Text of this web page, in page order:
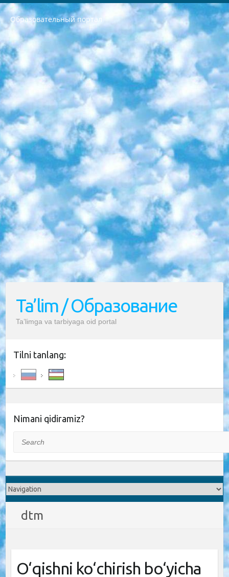
Образовательный портал
РЕСПУБЛИКА УЗБЕКИСТАН МИНИСТРЕРСТВО ДОШКОЛЬНОГО И ШКОЛЬНОГО ОБРАЗОВАНИЯ КОМАНДА в общеобразовательных учреждениях в 2023-2024 учебном году организация и проведение итоговой государственной аттестации обучающихся о Министра дошкольного и школьного образования Республики Узбекистан от 4 марта 2008 года (постановлением Минюста от 20 марта 2008 года № 1778 государственной регистрации) «Итоговое состояние учащихся общего среднего образования на основании положения об утверждении положения об аттестации общего среднего образования выпускной экзамен студентов в образовательных учреждениях в 2023-2024 учебном году В целях организации и прохождения аттестации приказываю: 1. Следующее: перечень предметов, по которым будет проводиться итоговая государственная аттестация и экзамен формы перевода согласно приложению 1; сертификаты международного образца, оценивающие уровень владения иностранными языками перечень согласно приложению 2; 2. Педагогический при специализированных образовательных учреждениях. научно-практический центр квалификации и международной оценки (Д.Давидова) 2024 г. До 25 марта: задания по предметам, по которым будет проводиться итоговая аттестация разработка и утверждение технических условий; итоговая аттестация на основании разработанного предметного задания разработка вопросов по предметам (устно и письменно), экзамен передача; общеобразовательные средние школы и специальные учебные заведения учащиеся выпускных классов школ и интернатов в агентской системе подготовка базы данных экзаменационных материалов и критериев оценки; перевод базы экзаменационных материалов на все языки обучения подать в Республиканский образовательный центр для изготовления; варианты экзаменов на основе разработанных контрольных материалов пусть будут поставлены задачи формирования. 3. Республиканский образовательный центр (Ш.Худайкулов) до 5 апреля 2024 года. до: база данных предоставленных экзаменационных материалов на все языки обучения перевод и экспертиза; для слепых, слабовидящих, глухих, слабослышащих и умственно отсталых детей учащиеся выпускных классов специализированных школ и школ-интернатов база данных экзаменационных материалов на всех преподаваемых языках подготовка критериев оценки; специализированные школы для умственно отсталых детей и технологии для учащихся выпускных классов школ-интернатов разработка соответствующих рекомендаций и критериев проведения ЕГЭ по естествознанию давать задания. 4. Педагогический при специализированных образовательных учреждениях. Научно-практический центр навыков и международной оценки (Д.Давидова), Республика образовательный центр (Худайкулов Ш.) итоговый государственный аттестационный экзамен ориентирован на творческое и логическое мышление при подготовке базы материалов учитывать введение заданий. 5. Следует отметить, что: сертификат государственного образца о знании общеобразовательного предмета и как минимум национальный уровень B1 по предметам на иностранных языках, указанным в Приложении 2. или международно признанный сертификат эквивалентного уровня студенты, изучающие определенный предмет, освобождаются от экзамена; по соответствующим предметам запланирована итоговая государственная аттестация за день до дня, путем жеребьевки Рабочей группой (в письменной форме по предметам, проводимым в форме) из числа сформированных вариантов выбрано 2 варианта; 2 выбранных варианта экзамена анонсированы на официальном сайте министерства и все выпускники по всей стране на основе этих вариантов проводит итоговую государственную аттестацию. 6. Государственное образование учащихся средних общеобразовательных учреждений. знания в соответствии с квалификационными требованиями, которые необходимо приобрести на основании стандартов итоговый (выпускной) контроль для 9 и 11 классов в целях тестирования Экзамены (далее – экзамены) состоят из предметов, перечисленных в приложении 1. будет сделано. 7. Экзамены пройдут с 26 мая по 15 июня 2024 г. (кроме науки физического воспитания). 8. Физическая для учащихся 9 классов общесредних образовательных учреждений. Экзамены по предмету «Образование, квалификация медицина» 1-6 мая 2024 года. сотрудники перевести под присмотр (с отклонениями в физическом или умственном развитии) специализированная школа для детей, школы-интернаты и со сколиозом школы-интернаты санаторного типа для больных детей исключены). 9. Он был слепым, слабовидящим и имел нарушения опорно-двигательного аппарата. экзамены в специализированных школах и интернатах для детей должны проводиться исходя из требований, предъявляемых к общеобразовательным учреждениям (физкультура кроме науки). 10. Специализированная школа для глухих и слабослышащих детей. и экзамены в интернатах и быть реализован в виде письменного теста по математике. 11. Специальность для умственно отсталых детей. Для 9 класса Родной язык и литературное письмо Государственный язык (язык обучения – узбекский). для неклассов) написано Математическое письмо Письменная/устная история Узбекистана Физическое воспитание практично Итоговый контроль Для 11 класса Написание родного языка и литературы (эссе) Математическое письмо Узбекский язык (обучение на узбекском языке) не посещающее общее среднее образование для учреждений)/Образовательное учреждение выбор письменный и устный Иностранный язык письменный/устный Письменная/устная история Узбекистана *По выбору студента:  Химия  Физика  Основы государственного права  География 10 бесплатных образовательных ресурсов - Мы составили подборку онлайн-проектов с интерактивными упражнениями, видеолекциями и статьями. Они помогут вам обрести новые и освежить старые знания бесплатно. 1. «ИНТУИТ» Старейшая образовательная площадка Рунета. Здесь вы найдёте сотни текстовых и видеокурсов на десятки различных тем — от программирования до психологии. Многие курсы подготовлены российскими университетами и крупными международными компаниями вроде Intel и Microsoft. Самостоятельное обучение бесплатное, но желающие могут оплатить услуги персональных наставников. 2. «Смартия» знакомит с актуальными профессиями и подсказывает, как им обучаться. Выбрав заинтересовавшую вас специальность — SMM-специалист, фотограф, веб-дизайнер или другую, — увидите список необходимых для неё умений. Чтобы вы могли освоить их самостоятельно, для каждого умения площадка отображает подборку ссылок на учебные материалы. Хотя «Смартия» ориентируется на русскоязычную аудиторию, часть контента всё же доступна только на английском. 3. «Лекторий Физтеха» Проект Московского физико-технического института (Физтеха). С его помощью вы можете смотреть онлайн серии лекций, записанные на видео в этом вузе. В числе доступных предметов — физика, биология, химия, информационные технологии и другие. К некоторым лекциям администрация ресурса прилагает готовые конспекты, которые можно скачивать в PDF-формате. 4. ITMOcourses Онлайн-площадка Санкт-Петербургского национального исследовательского университета информационных технологий, механики и оптики (ИТМО). Ресурс предоставляет свободный доступ к курсам, разработанным в этом вузе. Каталог материалов разбит на четыре категории: «Оптические системы и технологии», «Приборостроение и робототехника», «Информационные технологии» и «Биотехнологии». Курсы состоят из видеолекций, интерактивных демонстраций и заданий. 5. «КиберЛенинка» Электронная научная библиотека открытого доступа. Каталог площадки регулярно обрастает текстами статей из различных научных изданий. Сгруппированные по журналам и рубрикам публикации можно читать онлайн или скачивать целиком в PDF-формате. Проект нацелен на популяризацию науки за счёт открытого доступа к качественной информации. 6. «ПостНаука» На этом ресурсе публикуют подборки видеолекций, составленные экспертами из разных отраслей и объединённые общими темами. Среди них, к примеру, есть серии «Биоинформатика и геномика», «Культура средневековой Скандинавии» и Cinema Studies о теории кино. Каждая подборка лекций — логически связанная история, рассказанная экспертом от первого лица. Кроме того, на сайте появляются научно-образовательные статьи и тесты на разные темы. 7. «Newочём» Команда проекта «Newочём» отбирает самые интересные тексты из англоязычных СМИ и переводит те из них, за которые голосуют участники сообщества «ВКонтакте». По большей части это научно-популярные статьи. Редакторы придумывают лишь заголовки, в остальном содержание переводов соответствует оригиналам. Полные тексты можно читать прямо в социальной сети. 8. InternetUrok Онлайн-база материалов по основным дисциплинам школьной программы. Информация на сайте структурирована по классам, предметам и темам (урокам). Каждый урок состоит из видеолекций и конспектов. Есть также интерактивные тренажёры и тесты для закрепления пройденного материала. Даже если вы давно окончили школу, возможность повторить программу старших классов всегда может пригодиться. 9. Edutainme Ещё один ресурс об образовании. В отличие от Newtonew, как мне кажется, Edutainme больше ориентируется на представителей индустрии: педагогов, предпринимателей, разработчиков образовательных проектов. Но и любой, кто просто стремится к саморазвитию, найдёт на сайте много полезного и интересного для себя. Например, информацию о новых курсах и образовательных сервисах. 10. Newtonew Онлайн-медиа об образовании и обучении в широком смысле. Авторы Newtonew пишут об инструментах, заведениях, тактиках и стратегиях, которые помогают учить других и получать новые знания самостоятельно. На этой площадке вы найдёте новости, обзоры, аналитические мат
Ta’lim / Образование
Ta’limga va tarbiyaga oid portal
Tilni tanlang:
Nimani qidiramiz?
dtm
O‘qishni ko‘chirish bo‘yicha